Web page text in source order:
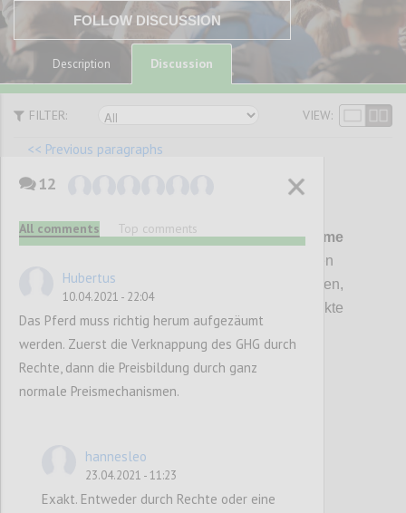
FOLLOW DISCUSSION
Description Discussion
FILTER: VIEW:
<< Previous paragraphs
3.Integration in bestehende Programme
durch die Einführung von zusätzlichen
Evaluationskriterien, die verhindern sollen,
dass durch die Förderung negative Effekte
12
All comments Top comments
Hubertus
10.04.2021 - 22:04
Das Pferd muss richtig herum aufgezäumt
werden. Zuerst die Verknappung des GHG durch
Rechte, dann die Preisbildung durch ganz
normale Preismechanismen.
hannesleo
23.04.2021 - 11:23
Exakt. Entweder durch Rechte oder eine